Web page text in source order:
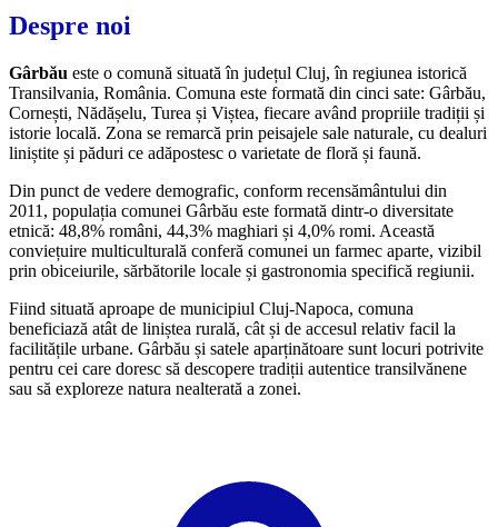
Despre noi
Gârbău este o comună situată în județul Cluj, în regiunea istorică
Transilvania, România. Comuna este formată din cinci sate: Gârbău,
Cornești, Nădășelu, Turea și Viștea, fiecare având propriile tradiții și
istorie locală. Zona se remarcă prin peisajele sale naturale, cu dealuri
liniștite și păduri ce adăpostesc o varietate de floră și faună.
Din punct de vedere demografic, conform recensământului din
2011, populația comunei Gârbău este formată dintr-o diversitate
etnică: 48,8% români, 44,3% maghiari și 4,0% romi. Această
conviețuire multiculturală conferă comunei un farmec aparte, vizibil
prin obiceiurile, sărbătorile locale și gastronomia specifică regiunii.
Fiind situată aproape de municipiul Cluj-Napoca, comuna
beneficiază atât de liniștea rurală, cât și de accesul relativ facil la
facilitățile urbane. Gârbău și satele aparținătoare sunt locuri potrivite
pentru cei care doresc să descopere tradiții autentice transilvănene
sau să exploreze natura nealterată a zonei.